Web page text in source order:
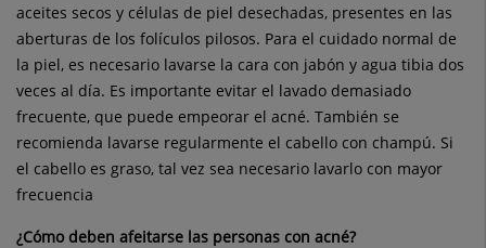
aceites secos y células de piel desechadas, presentes en las
aberturas de los folículos pilosos. Para el cuidado normal de
la piel, es necesario lavarse la cara con jabón y agua tibia dos
veces al día. Es importante evitar el lavado demasiado
frecuente, que puede empeorar el acné. También se
recomienda lavarse regularmente el cabello con champú. Si
el cabello es graso, tal vez sea necesario lavarlo con mayor
frecuencia
¿Cómo deben afeitarse las personas con acné?